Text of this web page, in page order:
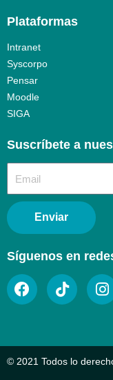
Plataformas
Intranet
Syscorpo
Pensar
Moodle
SIGA
Suscríbete a
Enviar
Síguenos en
© 2021 Todos lo